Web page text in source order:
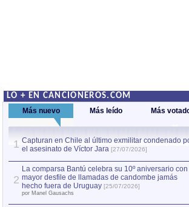
LO + EN CANCIONEROS.COM
Más nuevo Más leído Más
1 Capturan en Chile al último exmilitar condenado
el asesinato de Víctor Jara [27/07/2026]
2
La comparsa Bantú celebra su 10º aniversario con
mayor desfile de llamadas de candombe jamás
hecho fuera de Uruguay [25/07/2026]
por Manel Gausachs